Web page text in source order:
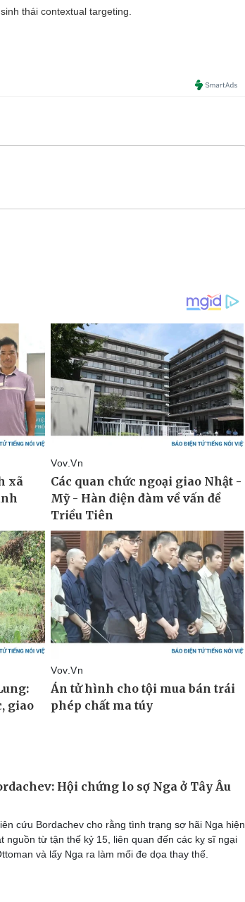
thái contextual targeting.
Hội chứng lo sợ Nga ở Tây Âu
cứu Bordachev cho rằng tình trạng sợ hãi Nga hiện
nguồn từ tận thế kỷ 15, liên quan đến các kỵ sĩ ngại
và lấy Nga ra làm mối đe dọa thay thế.